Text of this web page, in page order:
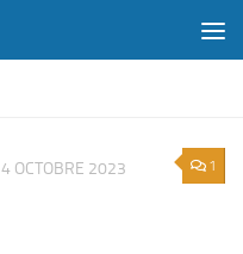
1
4 OCTOBRE 2023